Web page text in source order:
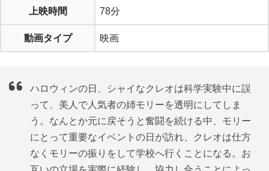
上映時間 78分
動画タイプ 映画
ハロウィンの日、シャイなクレオは科学実験中に誤
って、美人で人気者の姉モリーを透明にしてしま
う。なんとか元に戻そうと奮闘を続ける中、モリー
にとって重要なイベントの日が訪れ、クレオは仕方
なくモリーの振りをして学校へ行くことになる。お